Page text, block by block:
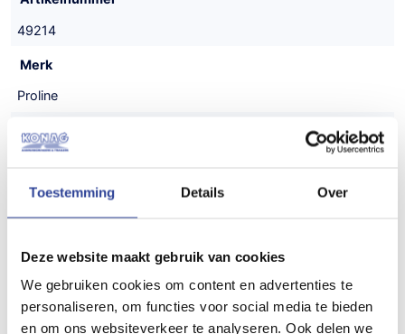
Toestemming Details Over
Deze website maakt gebruik van cookies
We gebruiken cookies om content en advertenties te
personaliseren, om functies voor social media te bieden
en om ons websiteverkeer te analyseren. Ook delen we
49214
Merk
Proline
Type aanhangwagen
Uitvoering
Maatvoering (inwendig)
306x204x190 cm (LxBxH)
Gewicht